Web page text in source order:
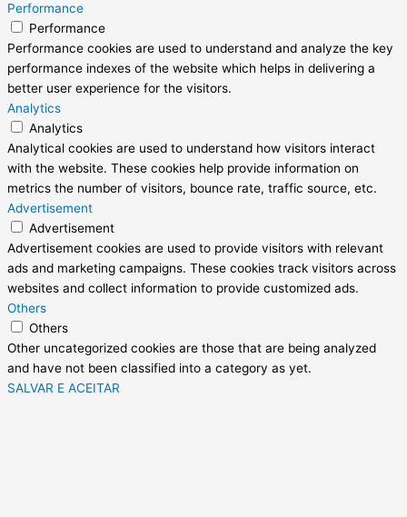
Performance
Performance
Performance cookies are used to understand and analyze the key
performance indexes of the website which helps in delivering a
better user experience for the visitors.
Analytics
Analytics
Analytical cookies are used to understand how visitors interact
with the website. These cookies help provide information on
metrics the number of visitors, bounce rate, traffic source, etc.
Advertisement
Advertisement
Advertisement cookies are used to provide visitors with relevant
ads and marketing campaigns. These cookies track visitors across
websites and collect information to provide customized ads.
Others
Others
Other uncategorized cookies are those that are being analyzed
and have not been classified into a category as yet.
SALVAR E ACEITAR